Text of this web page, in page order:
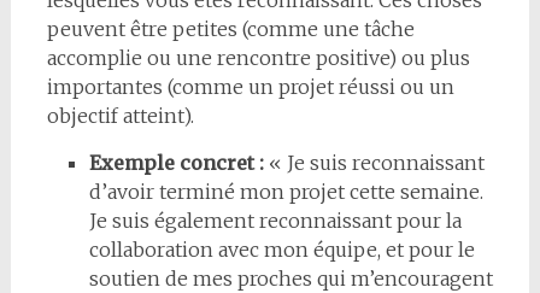
peuvent être petites (comme une tâche
accomplie ou une rencontre positive) ou plus
importantes (comme un projet réussi ou un
objectif atteint).
Exemple concret :« Je suis reconnaissant
d’avoir terminé mon projet cette semaine.
Je suis également reconnaissant pour la
collaboration avec mon équipe, et pour le
soutien de mes proches qui m’encouragent